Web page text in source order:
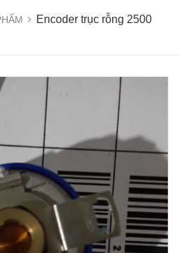
Encoder trục rỗng 2500